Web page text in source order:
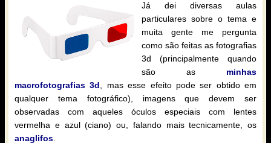
Já dei diversas aulas
particulares sobre o tema e
muita gente me pergunta
como são feitas as fotografias
3d (principalmente quando
são as minhas
macrofotografias 3d, mas esse efeito pode ser obtido em
qualquer tema fotográfico), imagens que devem ser
observadas com aqueles óculos especiais com lentes
vermelha e azul (ciano) ou, falando mais tecnicamente, os
anaglifos.